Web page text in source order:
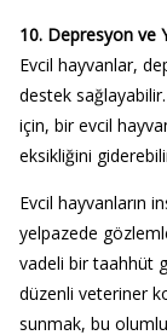
10. Depresyon ve
Evcil hayvanlar,
destek
için, bir evcil
eksikliğini
Evcil hayvanların
yelpazede
vadeli bir taahhüt
düzenli veteriner
sunmak, bu